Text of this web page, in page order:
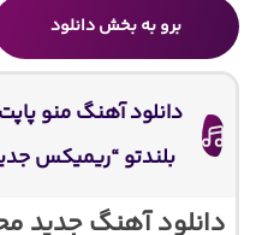
برو به بخش دانلود
دانلود آهنگ منو
بلندتو “ریمیکس
دانلود آهنگ جدید